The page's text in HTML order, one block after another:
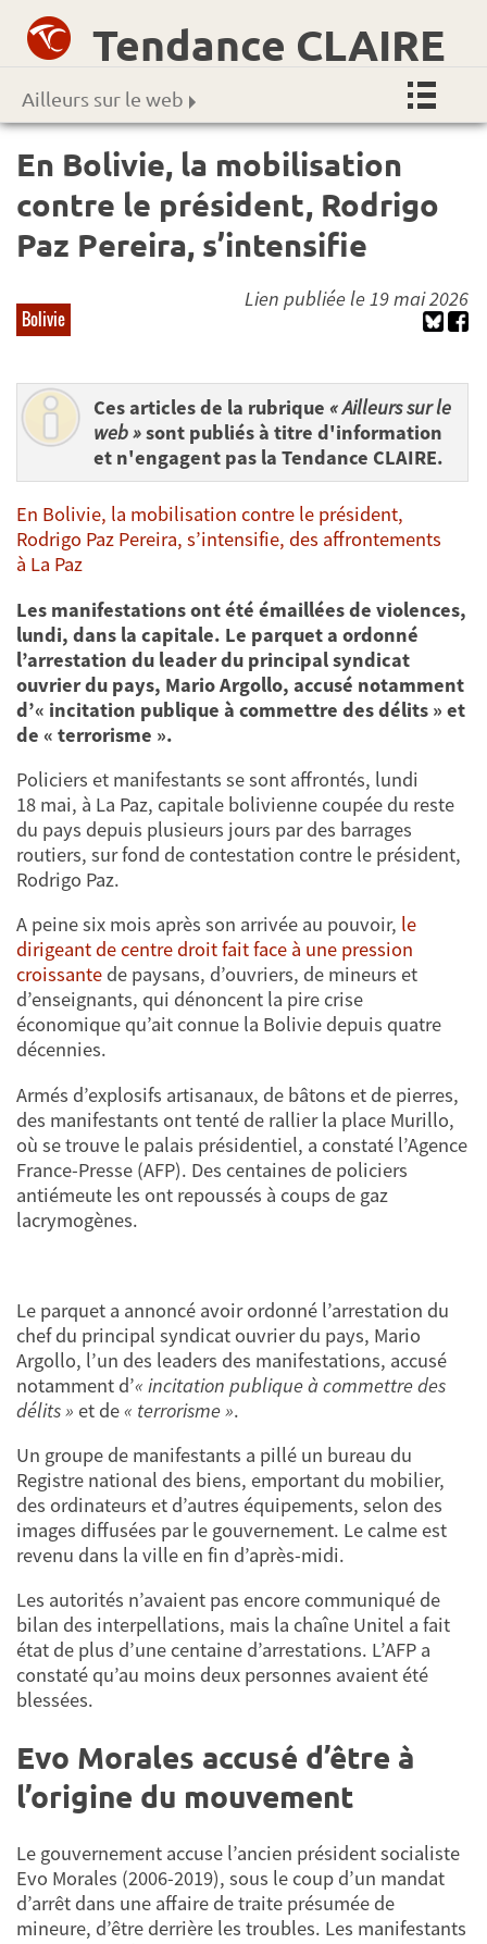
Tendance CLAIRE
Ailleurs sur le web
En Bolivie, la mobilisation
contre le président, Rodrigo
Paz Pereira, s’intensifie
Bolivie
Lien publiée le 19 mai 2026
Ces articles de la rubrique « Ailleurs sur le
web »sont publiés à titre d'information
et n'engagent pas la Tendance CLAIRE.
En Bolivie, la mobilisation contre le président,
Rodrigo Paz Pereira, s’intensifie, des affrontements
à La Paz
Les manifestations ont été émaillées de violences,
lundi, dans la capitale. Le parquet a ordonné
l’arrestation du leader du principal syndicat
ouvrier du pays, Mario Argollo, accusé notamment
d’« incitation publique à commettre des délits » et
de « terrorisme ».
Policiers et manifestants se sont affrontés, lundi
18 mai, à La Paz, capitale bolivienne coupée du reste
du pays depuis plusieurs jours par des barrages
routiers, sur fond de contestation contre le président,
Rodrigo Paz.
A peine six mois après son arrivée au pouvoir, le
dirigeant de centre droit fait face à une pression
croissante de paysans, d’ouvriers, de mineurs et
d’enseignants, qui dénoncent la pire crise
économique qu’ait connue la Bolivie depuis quatre
décennies.
Armés d’explosifs artisanaux, de bâtons et de pierres,
des manifestants ont tenté de rallier la place Murillo,
où se trouve le palais présidentiel, a constaté l’Agence
France-Presse (AFP). Des centaines de policiers
antiémeute les ont repoussés à coups de gaz
lacrymogènes.
Le parquet a annoncé avoir ordonné l’arrestation du
chef du principal syndicat ouvrier du pays, Mario
Argollo, l’un des leaders des manifestations, accusé
notamment d’« incitation publique à commettre des
délits » et de« terrorisme ».
Un groupe de manifestants a pillé un bureau du
Registre national des biens, emportant du mobilier,
des ordinateurs et d’autres équipements, selon des
images diffusées par le gouvernement. Le calme est
revenu dans la ville en fin d’après-midi.
Les autorités n’avaient pas encore communiqué de
bilan des interpellations, mais la chaîne Unitel a fait
état de plus d’une centaine d’arrestations. L’AFP a
constaté qu’au moins deux personnes avaient été
blessées.
Evo Morales accusé d’être à
l’origine du mouvement
Le gouvernement accuse l’ancien président socialiste
Evo Morales (2006-2019), sous le coup d’un mandat
d’arrêt dans une affaire de traite présumée de
mineure, d’être derrière les troubles. Les manifestants